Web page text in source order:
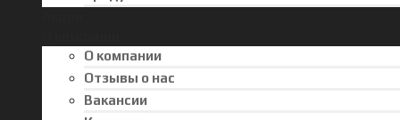
О компании
Отзывы о нас
Вакансии